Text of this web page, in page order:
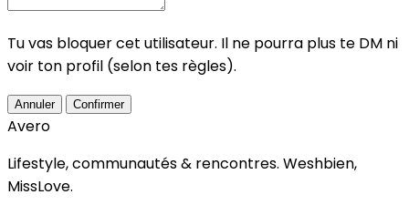
Tu vas bloquer cet utilisateur. Il ne pourra plus te DM ni
voir ton profil (selon tes règles).
Annuler Confirmer
Avero
Lifestyle, communautés & rencontres. Weshbien,
MissLove.